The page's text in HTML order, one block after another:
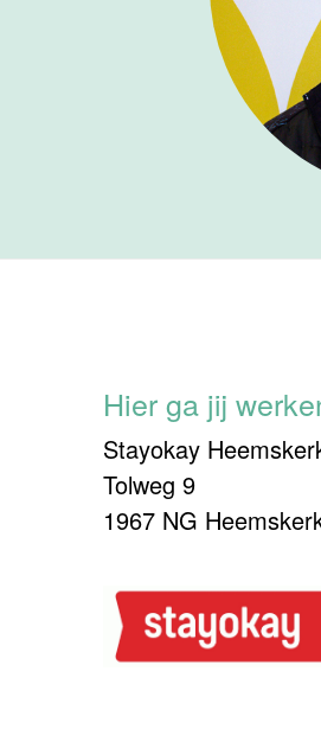
Hier ga jij
Stayokay
Tolweg 9
1967 NG